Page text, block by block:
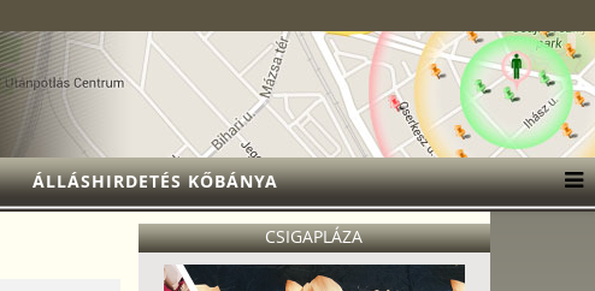
ÁLLÁSHIRDETÉS KŐBÁNYA
CSIGAPLÁZA